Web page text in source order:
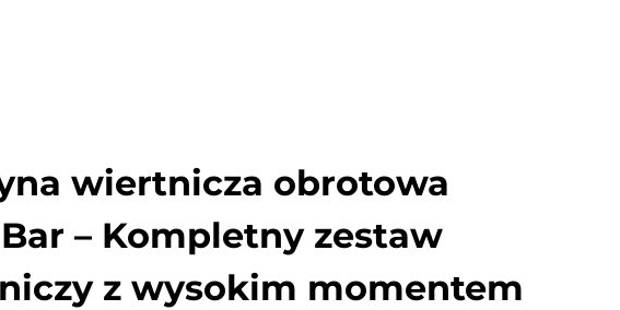
wiertnicza obrotowa
– Kompletny zestaw
z wysokim momentem